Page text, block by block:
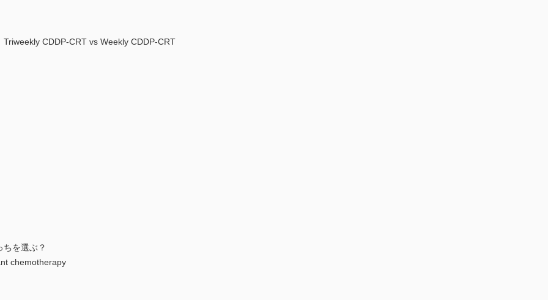
CDDP-CRT vs Weekly CDDP-CRT
を選ぶ？
chemotherapy